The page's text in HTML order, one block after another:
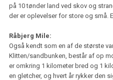
på 10 tønder land ved skov og
der er oplevelser for store og små.
Råbjerg Mile:
Også kendt som en af de største
Klitten/sandbunken, består af op
er omkring 1 kilometer bred og 1
en gletcher, og hvert år rykker den